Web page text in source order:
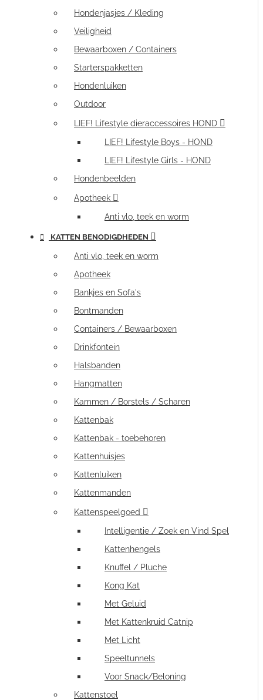
Hondenjasjes / Kleding
Veiligheid
Bewaarboxen / Containers
Starterspakketten
Hondenluiken
Outdoor
LIEF! Lifestyle dieraccessoires HOND
LIEF! Lifestyle Boys - HOND
LIEF! Lifestyle Girls - HOND
Hondenbeelden
Apotheek
Anti vlo, teek en worm
KATTEN BENODIGDHEDEN
Anti vlo, teek en worm
Apotheek
Bankjes en Sofa's
Bontmanden
Containers / Bewaarboxen
Drinkfontein
Halsbanden
Hangmatten
Kammen / Borstels / Scharen
Kattenbak
Kattenbak - toebehoren
Kattenhuisjes
Kattenluiken
Kattenmanden
Kattenspeelgoed
Intelligentie / Zoek en Vind Spel
Kattenhengels
Knuffel / Pluche
Kong Kat
Met Geluid
Met Kattenkruid Catnip
Met Licht
Speeltunnels
Voor Snack/Beloning
Kattenstoel